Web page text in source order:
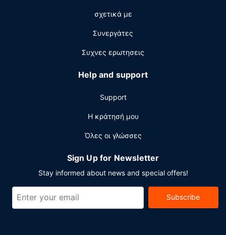
Με επιπλέον χρέωση είναι διαθέσιμο πρωινό (σε
μπουφέ) καθημερινά μεταξύ 6:30 π.μ. - 12 το μεσημέρι.
Στις σημαντικές παροχές περιλαμβάνονται ένα
επιχειρηματικό κέντρο, υπηρεσίες
στεγνοκαθαριστηρίου/πλυντηρίων και ρεσεψιόν όλο το
την πόλη (Χαϊκού); Αυτό το ξενοδοχείο διαθέτει χώρο
που είναι 840 τετραγωνικά μέτρα και περιλαμβάνει
χώρους μας θα βρείτε δωρεάν στάθμευση χωρίς
σχετικά με
Συνεργάτες
Συχνες ερωτησεις
Help and support
Support
Η κράτησή μου
Όλες οι γλώσσες
Sign Up for Newsletter
Stay informed about news and special offers!
Subscribe